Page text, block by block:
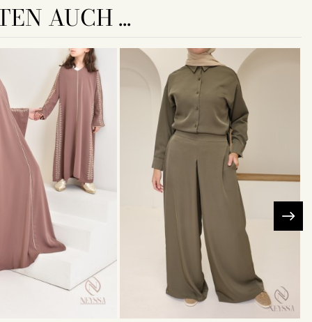
AUCH ...